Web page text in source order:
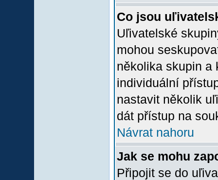
Co jsou
Uľivatelské
mohou
několika skupin a
individuální
nastavit několik
dát přístup na
Návrat nahoru
Jak se mohu
Připojit se do